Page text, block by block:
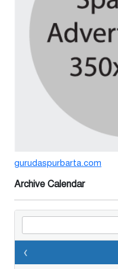
gurudaspurbarta.com
Archive Calendar
‹